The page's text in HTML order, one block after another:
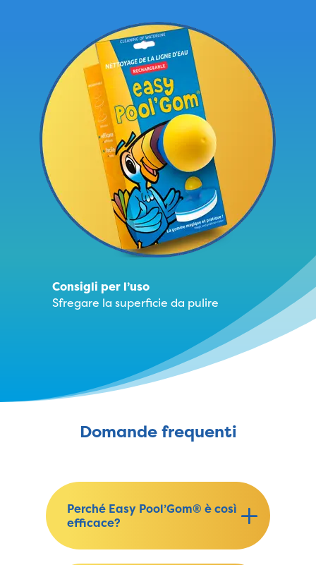
Consigli per l’uso
Sfregare la superficie da pulire
Domande frequenti
Perché Easy Pool’Gom® è così
efficace?